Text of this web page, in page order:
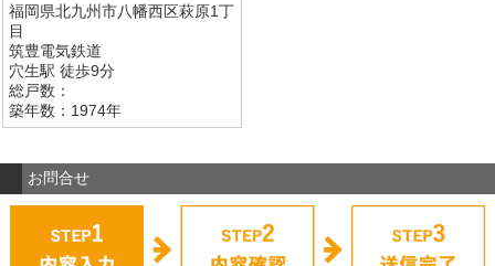
福岡県北九州市八幡西区萩原1丁
目
筑豊電気鉄道
穴生駅 徒歩9分
総戸数：
築年数：1974年
お問合せ